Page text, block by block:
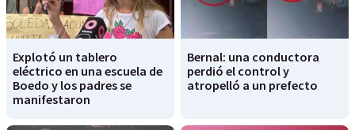
Explotó un tablero
eléctrico en una escuela de
Boedo y los padres se
manifestaron
Bernal: una conductora
perdió el control y
atropelló a un prefecto